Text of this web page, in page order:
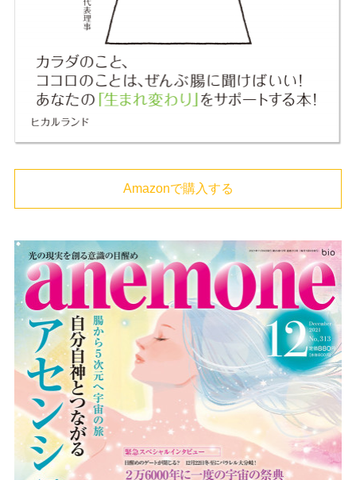
Amazonで購入する